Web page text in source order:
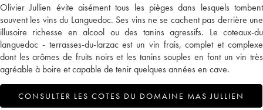
Olivier Jullien évite aisément tous les pièges dans lesquels tombent
souvent les vins du Languedoc. Ses vins ne se cachent pas derrière une
illusoire richesse en alcool ou des tanins agressifs. Le coteaux-du
languedoc - terrasses-du-larzac est un vin frais, complet et complexe
dont les arômes de fruits noirs et les tanins souples en font un vin très
agréable à boire et capable de tenir quelques années en cave.
CONSULTER LES COTES DU DOMAINE MAS JULLIEN